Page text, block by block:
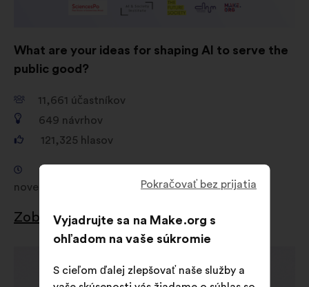
What are your ideas for shaping AI to serve the
public good?
11,661 účastníkov
649 návrhov
121,325 hlasov
Konzultácia od 18. septembra 2024 do 4.
novembra 2024
Zobraziť výsledky
Pokračovať bez prijatia
Vyjadrujte sa na Make.org s
ohľadom na vaše súkromie
S cieľom ďalej zlepšovať naše služby a